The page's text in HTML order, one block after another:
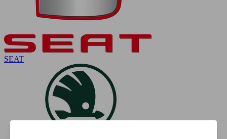
SEAT